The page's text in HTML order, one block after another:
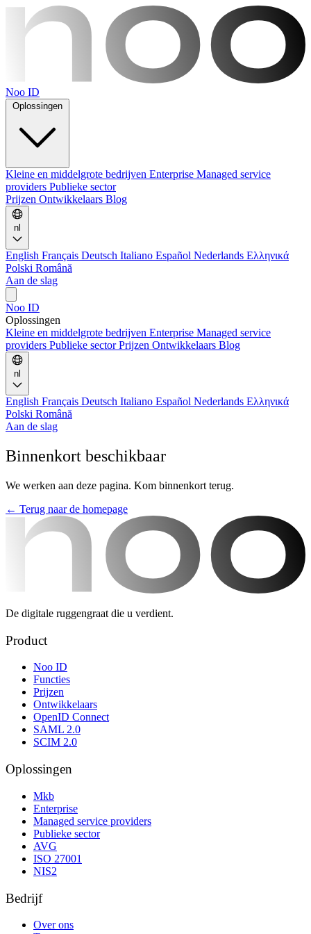
Noo ID
Kleine en middelgrote bedrijven Enterprise Managed service
providers Publieke sector
Prijzen Ontwikkelaars Blog
nl
English Français Deutsch Italiano Español Nederlands Ελληνικά
Polski Română
Aan de slag
Noo ID
Oplossingen
Kleine en middelgrote bedrijven Enterprise Managed service
providers Publieke sectorPrijzen Ontwikkelaars Blog
nl
English Français Deutsch Italiano Español Nederlands Ελληνικά
Polski Română
Aan de slag
Binnenkort beschikbaar
We werken aan deze pagina. Kom binnenkort terug.
← Terug naar de homepage
De digitale ruggengraat die u verdient.
Product
Noo ID
Functies
Prijzen
Ontwikkelaars
OpenID Connect
SAML 2.0
SCIM 2.0
Oplossingen
Mkb
Enterprise
Managed service providers
Publieke sector
AVG
ISO 27001
NIS2
Bedrijf
Over ons